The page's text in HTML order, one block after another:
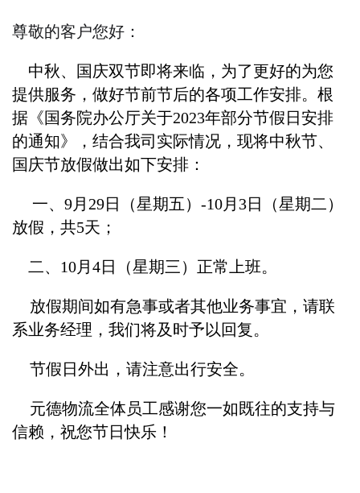
尊敬的客户您好：
中秋、国庆双节即将来临，为了更好的为您
提供服务，做好节前节后的各项工作安排。根
据《国务院办公厅关于2023年部分节假日安排
的通知》，结合我司实际情况，现将中秋节、
国庆节放假做出如下安排：
一、9月29日（星期五）-10月3日（星期二）
放假，共5天；
二、10月4日（星期三）正常上班。
放假期间如有急事或者其他业务事宜，请联
系业务经理，我们将及时予以回复。
节假日外出，请注意出行安全。
元德物流全体员工感谢您一如既往的支持与
信赖，祝您节日快乐！